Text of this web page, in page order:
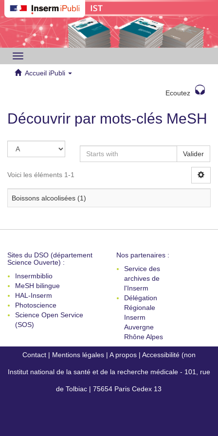
Toggle
navigation
Accueil iPubli
Ecoutez
Découvrir par mots-clés MeSH
Valider
Voici les éléments 1-1
Boissons alcoolisées (1)
Sites du DSO (département
Science Ouverte) :
Insermbiblio
MeSH bilingue
HAL-Inserm
Photoscience
Science Open Service
(SOS)
Nos partenaires :
Service des
archives de
l'Inserm
Délégation
Régionale
Inserm
Auvergne
Rhône Alpes
Contact | Mentions légales | A propos | Accessibilité (non
conforme)
Institut national de la santé et de la recherche médicale - 101, rue
de Tolbiac | 75654 Paris Cedex 13